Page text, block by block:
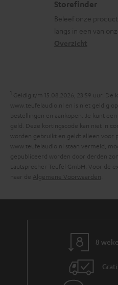
e
r
m
a
s
s
a
c
t
i
r
m
a
t
i
e
Storefinder
Beleef onze
langs in een van
1 Geldig t/m 15.08.2026, 23:59 uur.
www.teufelaudio.nl en is niet geldig
bestellingen en aankopen. Je kunt
geld. Deze kortingscode kan niet in
worden gebruikt en geldt alleen voor
www.teufelaudio.nl staan vermeld,
gepubliceerd worden door derden
Lautsprecher Teufel GmbH. Voor de
naar de Algemene Voorwaarden
8